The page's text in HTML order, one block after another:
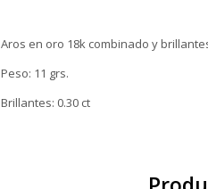
Aros en oro 18k combinado y
Peso: 11 grs.
Brillantes: 0.30 ct